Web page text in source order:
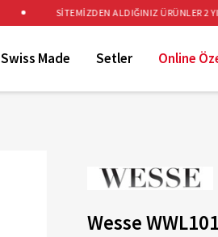
SİTEMİZDEN ALDIĞINIZ ÜRÜNLER 2 YIL
Swiss Made Setler Online
Wesse